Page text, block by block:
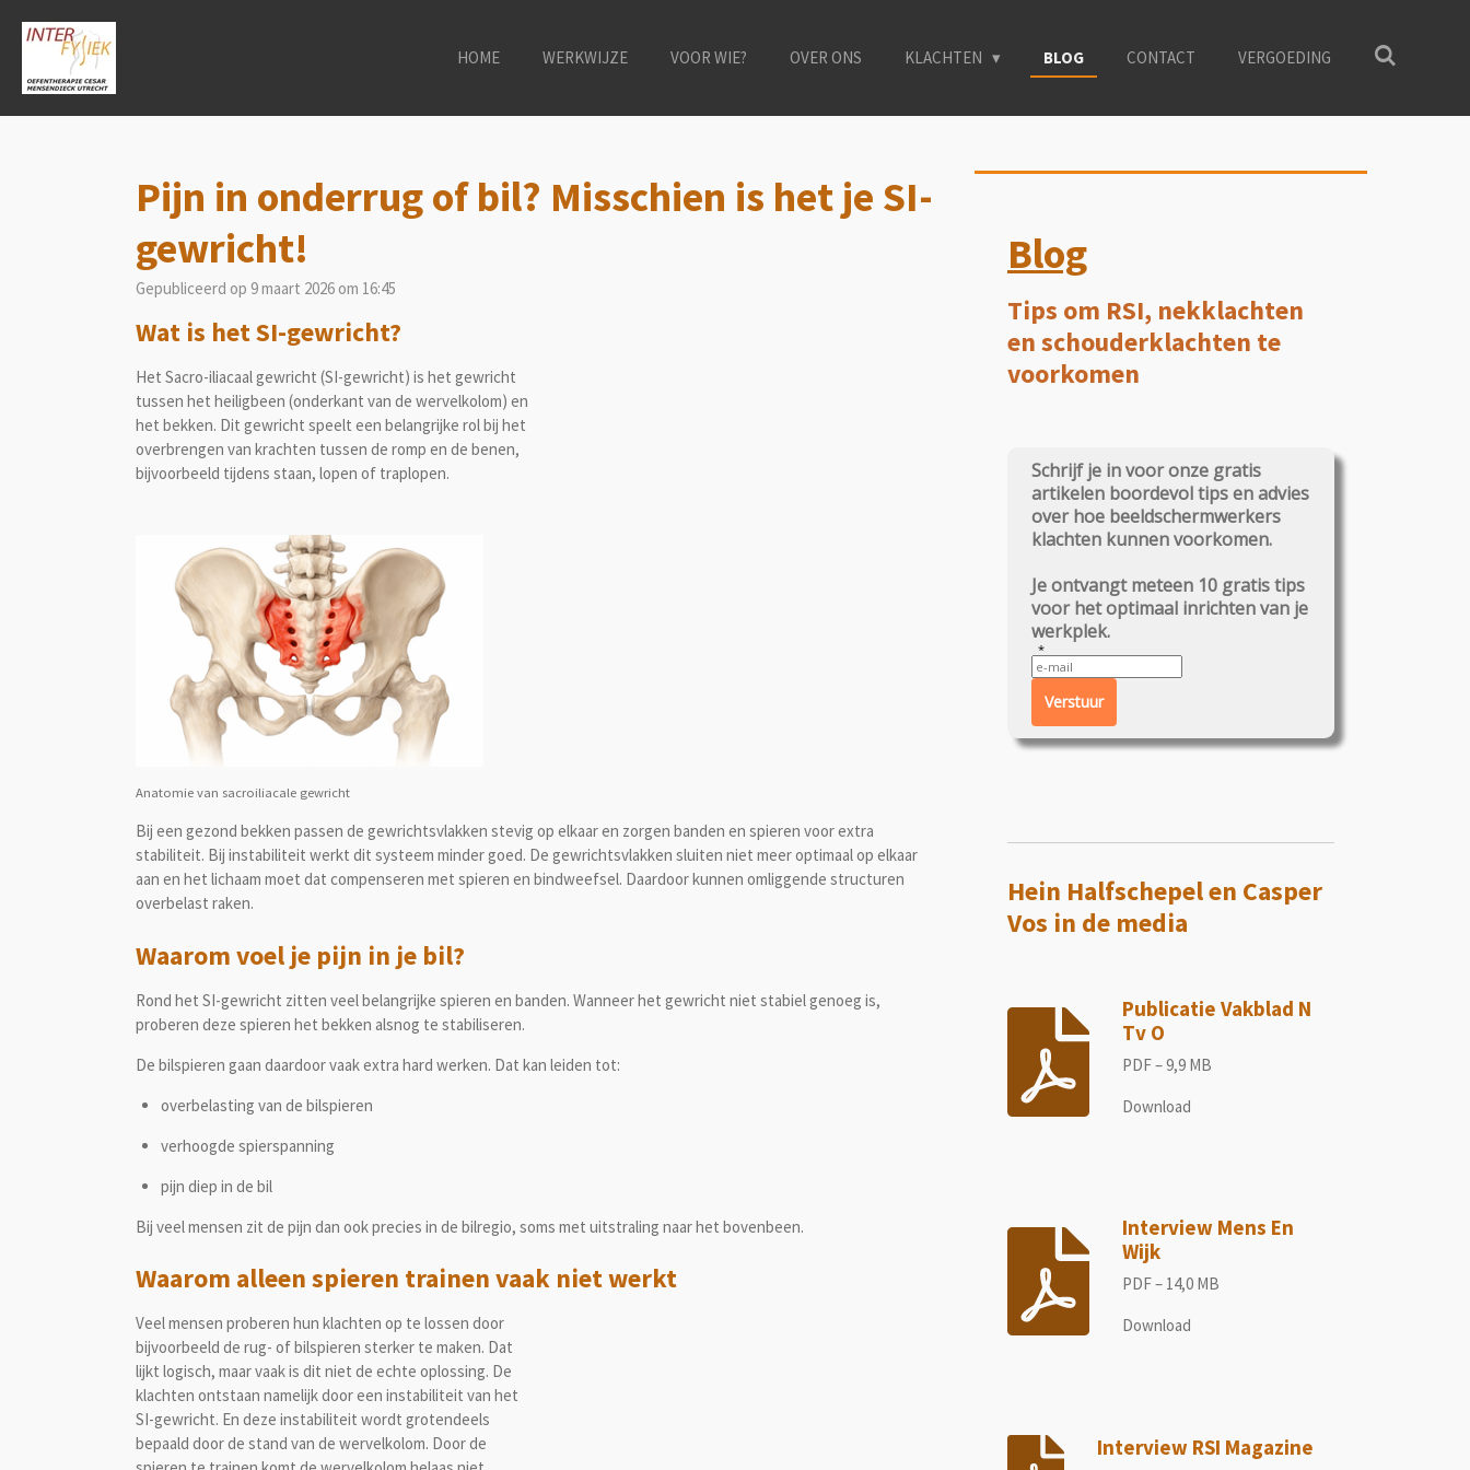
Ga
direct
de
hoofdinhoud
HOME WERKWIJZE VOOR WIE? OVER ONS KLACHTEN BLOG CONTACT VERGOEDING
Pijn in onderrug of bil? Misschien is het je SI-
gewricht!
Gepubliceerd op 9 maart 2026 om 16:45
Wat is het SI-gewricht?
Het Sacro-iliacaal gewricht (SI-gewricht) is het gewricht
tussen het heiligbeen (onderkant van de wervelkolom) en
het bekken. Dit gewricht speelt een belangrijke rol bij het
overbrengen van krachten tussen de romp en de benen,
bijvoorbeeld tijdens staan, lopen of traplopen.
Anatomie van sacroiliacale gewricht
Bij een gezond bekken passen de gewrichtsvlakken stevig op elkaar en zorgen banden en spieren voor extra
stabiliteit. Bij instabiliteit werkt dit systeem minder goed. De gewrichtsvlakken sluiten niet meer optimaal op elkaar
aan en het lichaam moet dat compenseren met spieren en bindweefsel. Daardoor kunnen omliggende structuren
overbelast raken.
Waarom voel je pijn in je bil?
Rond het SI-gewricht zitten veel belangrijke spieren en banden. Wanneer het gewricht niet stabiel genoeg is,
proberen deze spieren het bekken alsnog te stabiliseren.
De bilspieren gaan daardoor vaakextra hard werken. Dat kan leiden tot:
overbelasting van de bilspieren
verhoogde spierspanning
pijn diep in de bil
Bij veel mensen zit de pijn dan ook precies in de bilregio, soms met uitstraling naar het bovenbeen.
Waarom alleen spieren trainen vaak niet werkt
Veel mensen proberen hun klachten op te lossen door
bijvoorbeeld de rug- of bilspieren sterker te maken. Dat
lijkt logisch, maar vaak is dit niet de echte oplossing. De
klachten ontstaan namelijk door een instabiliteit van het
SI-gewricht. En deze instabiliteit wordt grotendeels
bepaald door de stand van de wervelkolom. Door de
Blog
Tips om RSI, nekklachten
en schouderklachten te
voorkomen
Schrijf je in voor onze gratis
artikelen boordevol tips en advies
over hoe beeldschermwerkers
klachten kunnen voorkomen.
Je ontvangt meteen 10 gratis tips
voor het optimaal inrichten van je
werkplek.
Verstuur
Hein Halfschepel en Casper
Vos in de media
Publicatie Vakblad N
Tv O
PDF – 9,9 MB
Download
Interview Mens En
Wijk
PDF – 14,0 MB
Download
Interview RSI Magazine